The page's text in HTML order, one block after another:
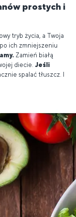
prostych i
tryb życia, a Twoja
ich zmniejszeniu
Zamień białą
diecie. Jeśli
spalać tłuszcz. I